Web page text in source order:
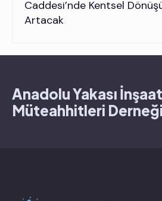
Caddesi’nde Kentsel
Artacak
Anadolu Yakası İnşaat
Müteahhitleri Derneği